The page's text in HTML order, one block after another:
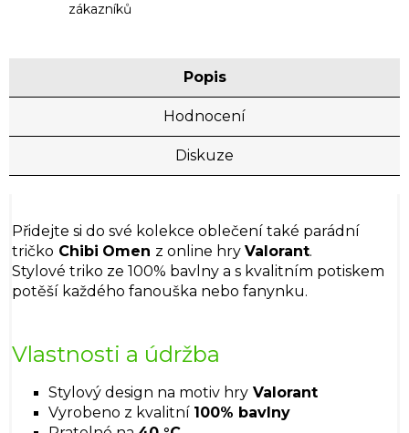
zákazníků
Popis
Hodnocení
Diskuze
Přidejte si do své kolekce oblečení také parádní
tričko Chibi Omen z online hry Valorant.
Stylové triko ze 100% bavlny a s kvalitním potiskem
potěší každého fanouška nebo fanynku.
Vlastnosti a údržba
Stylový design na motiv hry Valorant
Vyrobeno z kvalitní 100% bavlny